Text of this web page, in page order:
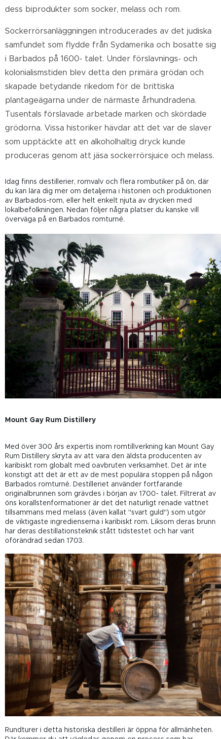
dess biprodukter som socker, melass och rom.
Sockerrörsanläggningen introducerades av det judiska
samfundet som flydde från Sydamerika och bosatte sig
i Barbados på 1600- talet. Under förslavnings- och
kolonialismstiden blev detta den primära grödan och
skapade betydande rikedom för de brittiska
plantageägarna under de närmaste århundradena.
Tusentals förslavade arbetade marken och skördade
grödorna. Vissa historiker hävdar att det var de slaver
som upptäckte att en alkoholhaltig dryck kunde
produceras genom att jäsa sockerrörsjuice och melass.
Idag finns destillerier, romvalv och flera rombutiker på ön, där
du kan lära dig mer om detaljerna i historien och produktionen
av Barbados-rom, eller helt enkelt njuta av drycken med
lokalbefolkningen. Nedan följer några platser du kanske vill
överväga på en Barbados romturné.
Mount Gay Rum Distillery
Med över 300 års expertis inom romtillverkning kan Mount Gay
Rum Distillery skryta av att vara den äldsta producenten av
karibiskt rom globalt med oavbruten verksamhet. Det är inte
konstigt att det är ett av de mest populära stoppen på någon
Barbados romturné. Destilleriet använder fortfarande
originalbrunnen som grävdes i början av 1700- talet. Filtrerat av
öns korallstenformationer är det det naturligt renade vattnet
tillsammans med melass (även kallat "svart guld") som utgör
de viktigaste ingredienserna i karibiskt rom. Liksom deras brunn
har deras destillationsteknik stått tidstestet och har varit
oförändrad sedan 1703.
Rundturer i detta historiska destilleri är öppna för allmänheten.